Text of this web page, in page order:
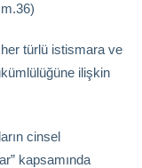
türlü istismara ve
ilişkin
cinsel
kapsamında